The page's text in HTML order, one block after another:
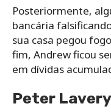
Posteriormente,
bancária
sua casa pegou
fim, Andrew ficou
em dívidas
Peter